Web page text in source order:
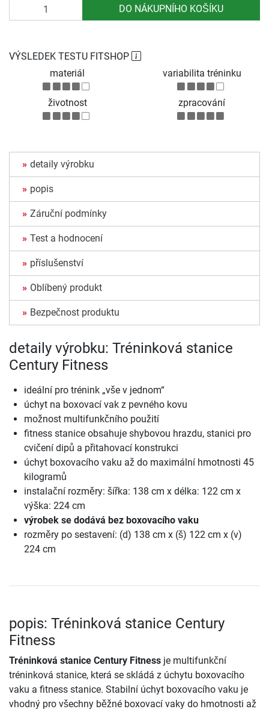
DO NÁKUPNÍHO KOŠÍKU
VÝSLEDEK TESTU FITSHOP
materiál
variabilita tréninku
životnost zpracování
detaily výrobku
popis
Záruční podmínky
Test a hodnocení
příslušenství
Oblíbený produkt
Bezpečnost produktu
detaily výrobku: Tréninková stanice
Century Fitness
ideální pro trénink „vše v jednom“
úchyt na boxovací vak z pevného kovu
možnost multifunkčního použití
fitness stanice obsahuje shybovou hrazdu, stanici pro
cvičení dipů a přitahovací konstrukci
úchyt boxovacího vaku až do maximální hmotnosti 45
kilogramů
instalační rozměry: šířka: 138 cm x délka: 122 cm x
výška: 224 cm
výrobek se dodává bez boxovacího vaku
rozměry po sestavení: (d) 138 cm x (š) 122 cm x (v)
224 cm
popis: Tréninková stanice Century
Fitness
Tréninková stanice Century Fitness je multifunkční
tréninková stanice, která se skládá z úchytu boxovacího
vaku a fitness stanice. Stabilní úchyt boxovacího vaku je
vhodný pro všechny běžné boxovací vaky do hmotnosti až